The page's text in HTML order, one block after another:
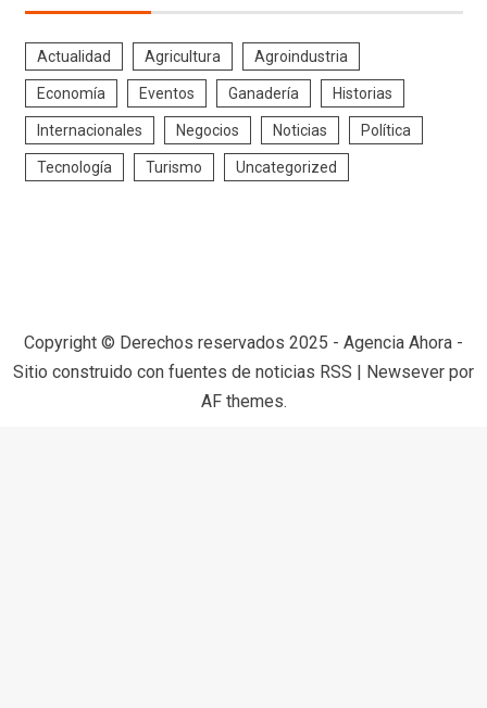
Actualidad Agricultura Agroindustria
Economía Eventos Ganadería Historias
Internacionales Negocios Noticias Política
Tecnología Turismo Uncategorized
Copyright © Derechos reservados 2025 - Agencia Ahora -
Sitio construido con fuentes de noticias RSS | Newsever por
AF themes.